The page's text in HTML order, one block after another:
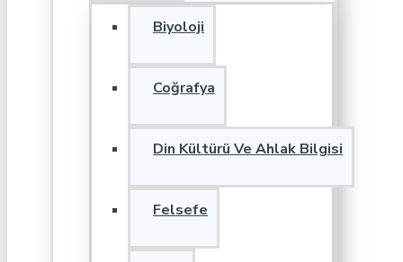
Biyoloji
Coğrafya
Din Kültürü Ve Ahlak Bilgisi
Felsefe